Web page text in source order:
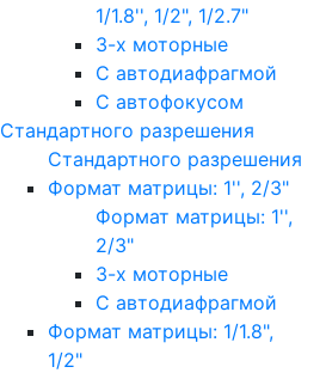
1/1.8'', 1/2", 1/2.7"
3-х моторные
С автодиафрагмой
С автофокусом
Стандартного разрешения
Стандартного разрешения
Формат матрицы: 1'', 2/3"
Формат матрицы: 1'',
2/3"
3-х моторные
С автодиафрагмой
Формат матрицы: 1/1.8",
1/2"